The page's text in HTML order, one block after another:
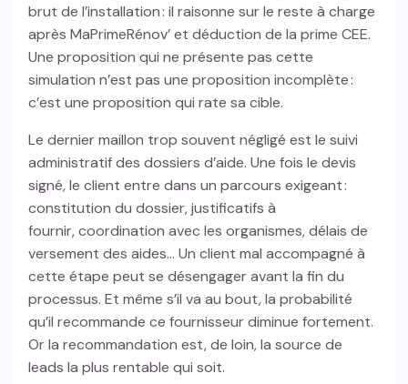
brut de l’installation : il raisonne sur le reste à charge
après MaPrimeRénov’ et déduction de la prime CEE.
Une proposition qui ne présente pas cette
simulation n’est pas une proposition incomplète :
c’est une proposition qui rate sa cible.
Le dernier maillon trop souvent négligé est le suivi
administratif des dossiers d’aide. Une fois le devis
signé, le client entre dans un parcours exigeant :
constitution du dossier, justificatifs à
fournir, coordination avec les organismes, délais de
versement des aides… Un client mal accompagné à
cette étape peut se désengager avant la fin du
processus. Et même s’il va au bout, la probabilité
qu’il recommande ce fournisseur diminue fortement.
Or la recommandation est, de loin, la source de
leads la plus rentable qui soit.